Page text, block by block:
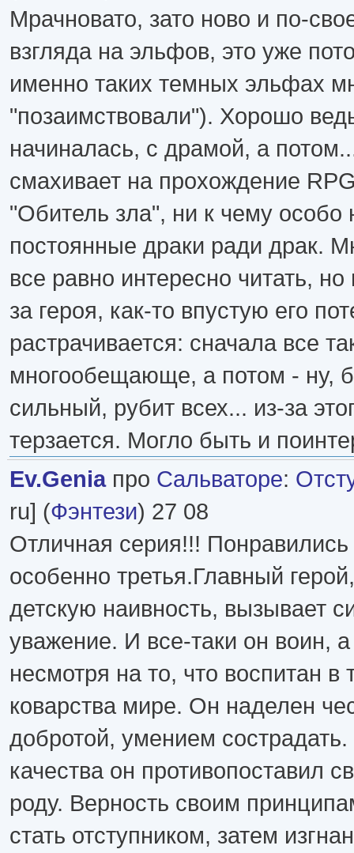
Мрачновато, зато ново и по-
взгляда на эльфов, это уже
именно таких темных эльфах
"позаимствовали"). Хорошо
начиналась, с драмой, а
смахивает на прохождение
"Обитель зла", ни к чему особо
постоянные драки ради драк.
все равно интересно читать,
за героя, как-то впустую его
растрачивается: сначала все
многообещающе, а потом - ну,
сильный, рубит всех... из-за
терзается. Могло быть и
Ev.Geniaпро Сальваторе:
ru] (Фэнтези) 27 08
Отличная серия!!! Понравились
особенно третья.Главный
детскую наивность, вызывает
уважение. И все-таки он воин,
несмотря на то, что воспитан
коварства мире. Он наделен
добротой, умением
качества он противопоставил
роду. Верность своим
стать отступником, затем